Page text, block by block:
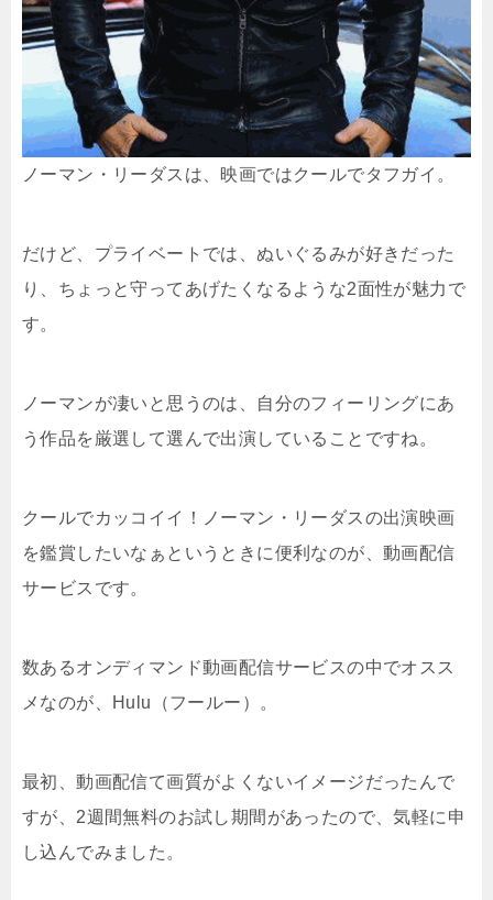
ノーマン・リーダスは、映画ではクールでタフガイ。
だけど、プライベートでは、ぬいぐるみが好きだった
り、ちょっと守ってあげたくなるような2面性が魅力で
す。
ノーマンが凄いと思うのは、自分のフィーリングにあ
う作品を厳選して選んで出演していることですね。
クールでカッコイイ！ノーマン・リーダスの出演映画
を鑑賞したいなぁというときに便利なのが、動画配信
サービスです。
数あるオンディマンド動画配信サービスの中でオスス
メなのが、Hulu（フールー）。
最初、動画配信て画質がよくないイメージだったんで
すが、2週間無料のお試し期間があったので、気軽に申
し込んでみました。